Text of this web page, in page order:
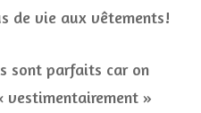
de vie aux vêtements!
sont parfaits car on
vestimentairement »